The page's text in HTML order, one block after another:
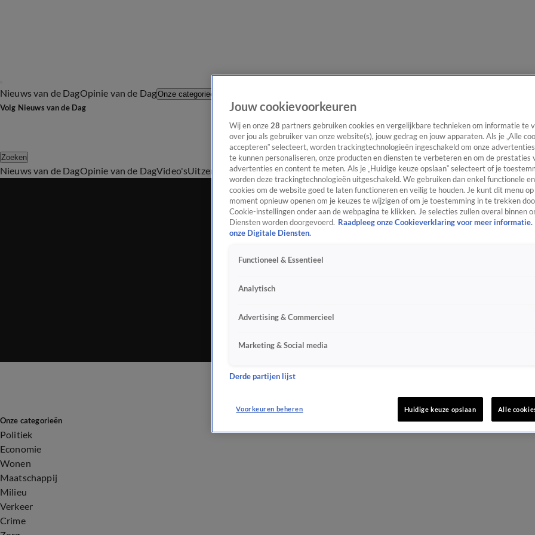
Nieuws van de DagOpinie van de DagOnze categorieën
Volg Nieuws van de Dag
Zoeken
Nieuws van de DagOpinie van de DagVideo'sUitzendingenPodcastPanelContact
Onze categorieën
Politiek
Economie
Wonen
Maatschappij
Milieu
Verkeer
Crime
Jouw cookievoorkeuren
Wij en onze 28 partners gebruiken cookies en vergelijkbare technieken om informatie te
over jou als gebruiker van onze website(s), jouw gedrag en jouw apparaten. Als je „Alle
accepteren” selecteert, worden trackingtechnologieën ingeschakeld om onze
te kunnen personaliseren, onze producten en diensten te verbeteren en om de prestaties
advertenties en content te meten. Als je „Huidige keuze opslaan” selecteert of je
worden deze trackingtechnologieën uitgeschakeld. We gebruiken dan enkel functionele
cookies om de website goed te laten functioneren en veilig te houden. Je kunt dit menu
moment opnieuw openen om je keuzes te wijzigen of om je toestemming in te trekken
Cookie-instellingen onder aan de webpagina te klikken. Je selecties zullen overal binnen
Diensten worden doorgevoerd. Raadpleeg onze Cookieverklaring voor meer informatie.
onze Digitale Diensten.
Functioneel & Essentieel
Analytisch
Advertising & Commercieel
Marketing & Social media
Derde partijen lijst
Voorkeuren beheren Huidige keuze opslaan Alle